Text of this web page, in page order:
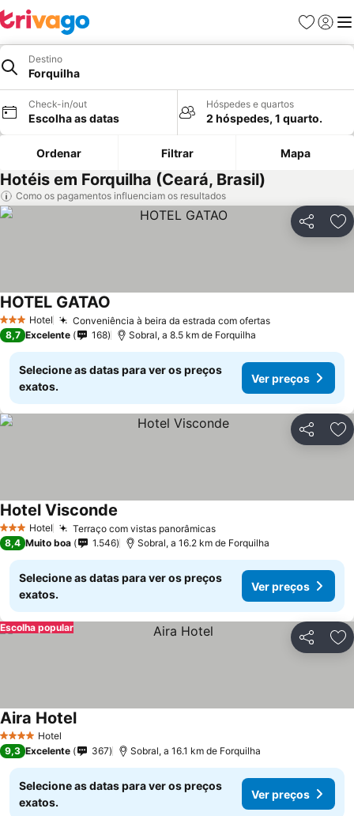
Favoritos
Iniciar
Destino
Forquilha
Check-in/out
Escolha as datas
Hóspedes e quartos
2 hóspedes, 1 quarto.
Ordenar Filtrar Mapa
Hotéis em Forquilha (Ceará, Brasil)
Como os pagamentos influenciam os resultados
Partilhar
3 EstrelasHotel Conveniência à beira da estrada com ofertasVer preços
HOTEL GATAO
8,7 Excelente 168 Sobral, a 8.5 km de Forquilha
Selecione as datas para ver os preços
exatos.
Ver preços
Partilhar
3 EstrelasHotel Terraço com vistas panorâmicasVer preços
Hotel Visconde
8,4 Muito boa 1.546 Sobral, a 16.2 km de Forquilha
Selecione as datas para ver os preços
exatos.
Ver preços
Partilhar
Escolha popular
4 EstrelasHotel
Aira HotelVer preços
9,3 Excelente 367 Sobral, a 16.1 km de Forquilha
Selecione as datas para ver os preços
exatos.
Ver preços